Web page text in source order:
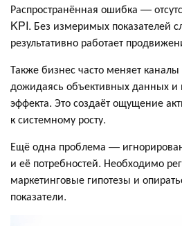
Распространённая ошибка —
KPI. Без измеримых показателей
результативно работает
Также бизнес часто меняет
дожидаясь объективных данных и
эффекта. Это создаёт ощущение
к системному росту.
Ещё одна проблема —
и её потребностей. Необходимо
маркетинговые гипотезы и
показатели.